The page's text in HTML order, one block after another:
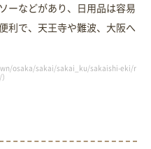
ーなどがあり、日用品は容易
利で、天王寺や難波、大阪へ
osaka/sakai/sakai_ku/sakaishi-eki/r